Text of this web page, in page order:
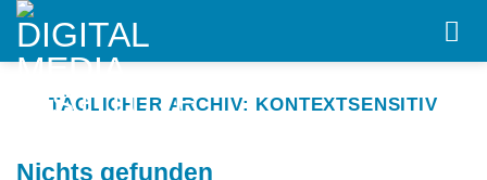
Skip
content
TÄGLICHER ARCHIV: KONTEXTSENSITIV
Nichts gefunden